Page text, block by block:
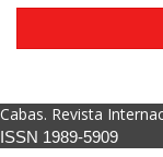
Cabas. Revista
ISSN 1989-5909